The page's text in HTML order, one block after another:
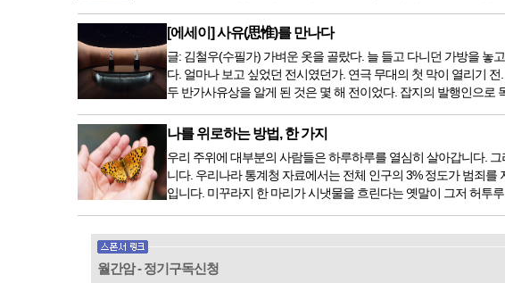
[에세이] 사유(思惟)를 만나다
글: 김철우(수필가) 가벼운 옷을 골랐다. 늘 들고 다니던 가방을
다. 얼마나 보고 싶었던 전시였던가. 연극 무대의 첫 막이 열리기
두 반가사유상을 알게 된 것은 몇 해 전이었다. 잡지의 발행인으로
나를 위로하는 방법, 한 가지
우리 주위에 대부분의 사람들은 하루하루를 열심히 살아갑니다.
니다. 우리나라 통계청 자료에서는 전체 인구의 3% 정도가 범죄
입니다. 미꾸라지 한 마리가 시냇물을 흐린다는 옛말이 그저 허투
월간암 - 정기구독신청